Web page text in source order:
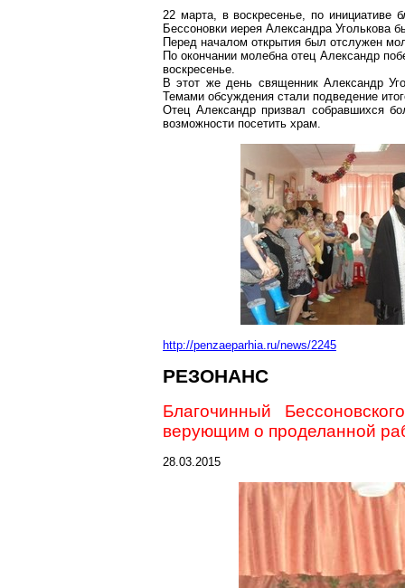
22 марта, в воскресенье, по инициативе
Бессоновки иерея Александра Уголькова
Перед началом открытия был отслужен
По окончании молебна отец Александр
воскресенье.
В этот же день священник Александр
Темами обсуждения стали подведение
Отец Александр призвал собравшихся
возможности посетить храм.
http://penzaeparhia.ru/news/2245
РЕЗОНАНС
Благочинный
верующим о проделанной
28.03.2015